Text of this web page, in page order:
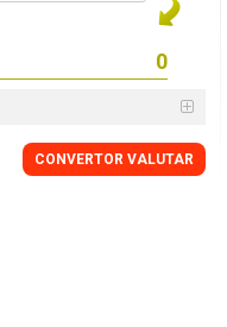
CONVERTOR VALUTAR